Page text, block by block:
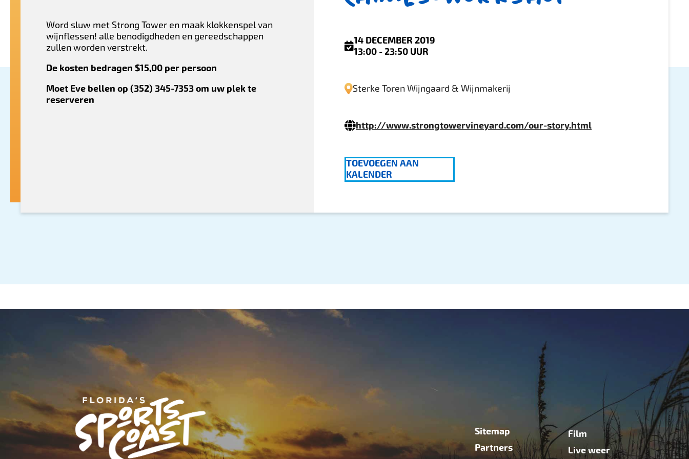
Word sluw met Strong Tower en maak klokkenspel van
wijnflessen! alle benodigdheden en gereedschappen
zullen worden verstrekt.
De kosten bedragen $15,00 per persoon
Moet Eve bellen op (352) 345-7353 om uw plek te
reserveren
14 DECEMBER 2019
13:00 - 23:50 UUR
Sterke Toren Wijngaard & Wijnmakerij
http://www.strongtowervineyard.com/our-story.html
TOEVOEGEN AAN
KALENDER
Sitemap
Partners
Film
Live weer